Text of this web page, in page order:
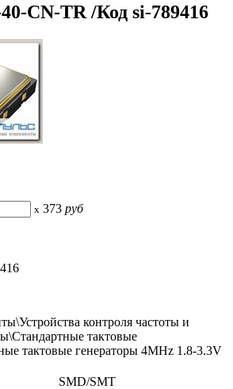
CN-TR /Код si-789416
x 373 руб
контроля частоты и
тактовые
тактовые генераторы 4MHz 1.8-3.3V
SMD/SMT